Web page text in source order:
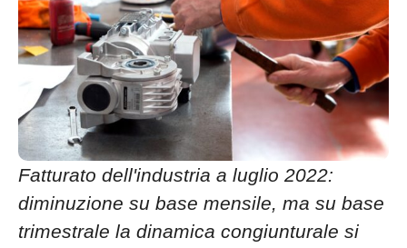
Fatturato dell'industria a luglio 2022:
diminuzione su base mensile, ma su base
trimestrale la dinamica congiunturale si